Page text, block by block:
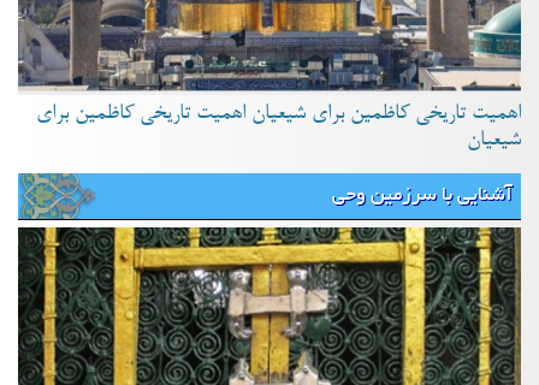
اهمیت تاریخی کاظمین برای شیعیان اهمیت تاریخی کاظمین برای
شیعیان
آشنایی با سرزمین وحی